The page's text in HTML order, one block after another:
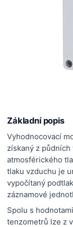
Základní popis
Vyhodnocovací
získaný z
atmosférického
tlaku vzduchu je
vypočítaný
záznamové
Spolu s
tenzometrů lze z